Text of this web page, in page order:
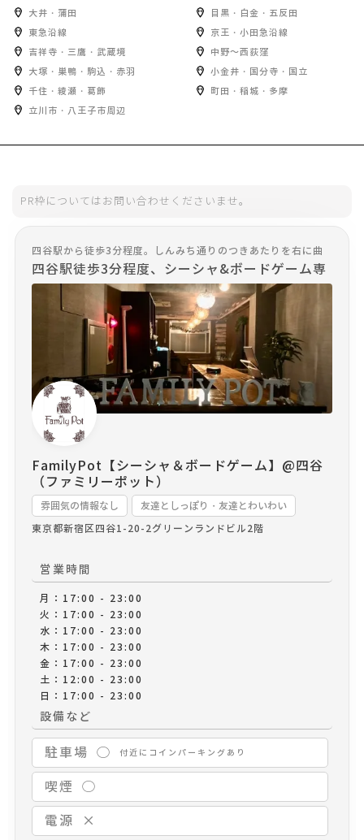
大井・蒲田
目黒・白金・五反田
東急沿線
京王・小田急沿線
吉祥寺・三鷹・武蔵境
中野～西荻窪
大塚・巣鴨・駒込・赤羽
小金井・国分寺・国立
千住・綾瀬・葛飾
町田・稲城・多摩
立川市・八王子市周辺
PR枠についてはお問い合わせくださいませ。
四谷駅から徒歩3分程度。しんみち通りのつきあたりを右に曲
がってすぐの薬局の2階です。
四谷駅徒歩3分程度、シーシャ&ボードゲーム専
門店の「FamilyPot」です。バリ風な店内でシ
ーシャを吸いながらリラックスをするのも、複
数人でボードゲームを楽しむのもオススメで
す！ご来店お待ちしております。
FamilyPot【シーシャ＆ボードゲーム】@四谷
（ファミリーポット）
雰囲気の情報なし
友達としっぽり・友達とわいわい
東京都新宿区四谷1-20-2グリーンランドビル2階
営業時間
月：17:00 - 23:00
火：17:00 - 23:00
水：17:00 - 23:00
木：17:00 - 23:00
金：17:00 - 23:00
土：12:00 - 23:00
日：17:00 - 23:00
設備など
駐車場 ◯ 付近にコインパーキングあり
喫煙 ◯
電源 ×